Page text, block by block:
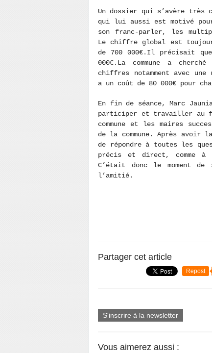
Un dossier qui s’avère très
qui lui aussi est motivé
son franc-parler, les
Le chiffre global est
de 700 000€.Il précisait
000€.La commune a
chiffres notamment avec
a un coût de 80 000€ pour
En fin de séance, Marc
participer et travailler au
commune et les maires
de la commune. Après
de répondre à toutes les
précis et direct, comme à
C’était donc le moment
l’amitié.
Partager cet article
Repost
S'inscrire à la newsletter
Vous aimerez aussi :